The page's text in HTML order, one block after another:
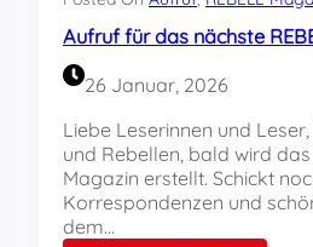
t
d
s
e
n
?
2
6
e
r
s
c
h
Aufruf für das nächste
26 Januar, 2026
Liebe Leserinnen und
und Rebellen, bald wird das
Magazin erstellt. Schickt
Korrespondenzen und
dem…